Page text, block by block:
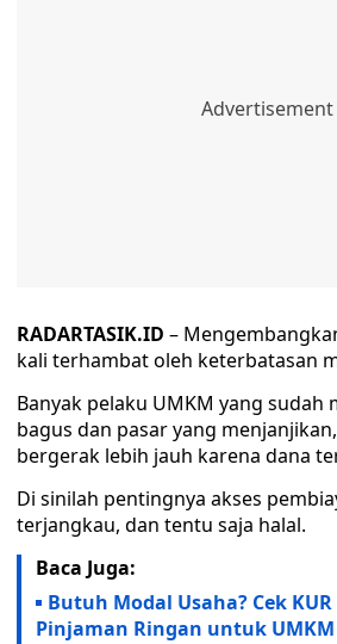
RADARTASIK.ID –
kali terhambat oleh keterbatasan
Banyak pelaku UMKM yang
bagus dan pasar yang
bergerak lebih jauh karena dana
Di sinilah pentingnya akses
terjangkau, dan tentu saja halal.
Baca Juga:
Butuh Modal Usaha? Cek KUR
Pinjaman Ringan untuk